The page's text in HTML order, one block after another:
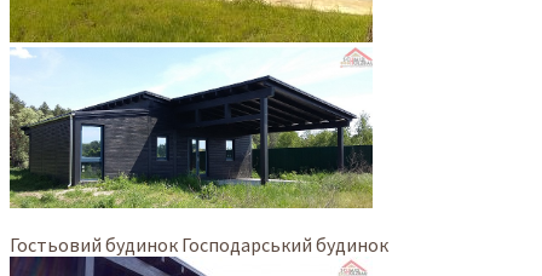
Гостьовий будинок Господарський будинок